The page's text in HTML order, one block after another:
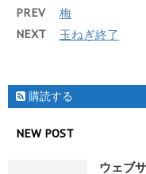
PREV 梅
NEXT 玉ねぎ終了
購読する
NEW POST
ウェブ